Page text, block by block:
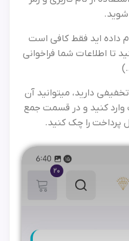
شوید.
داده اید فقط کافی است
تا اطلاعات شما فراخوانی
دارید، میتوانید آن
کنید و در قسمت جمع
پرداخت را چک کنید.